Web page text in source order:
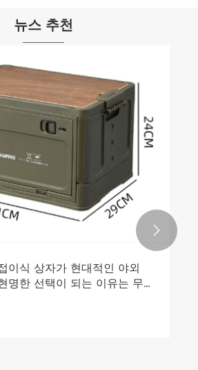
뉴스 추천
이식 상자가 현대적인 야외
명한 선택이 되는 이유는 무
